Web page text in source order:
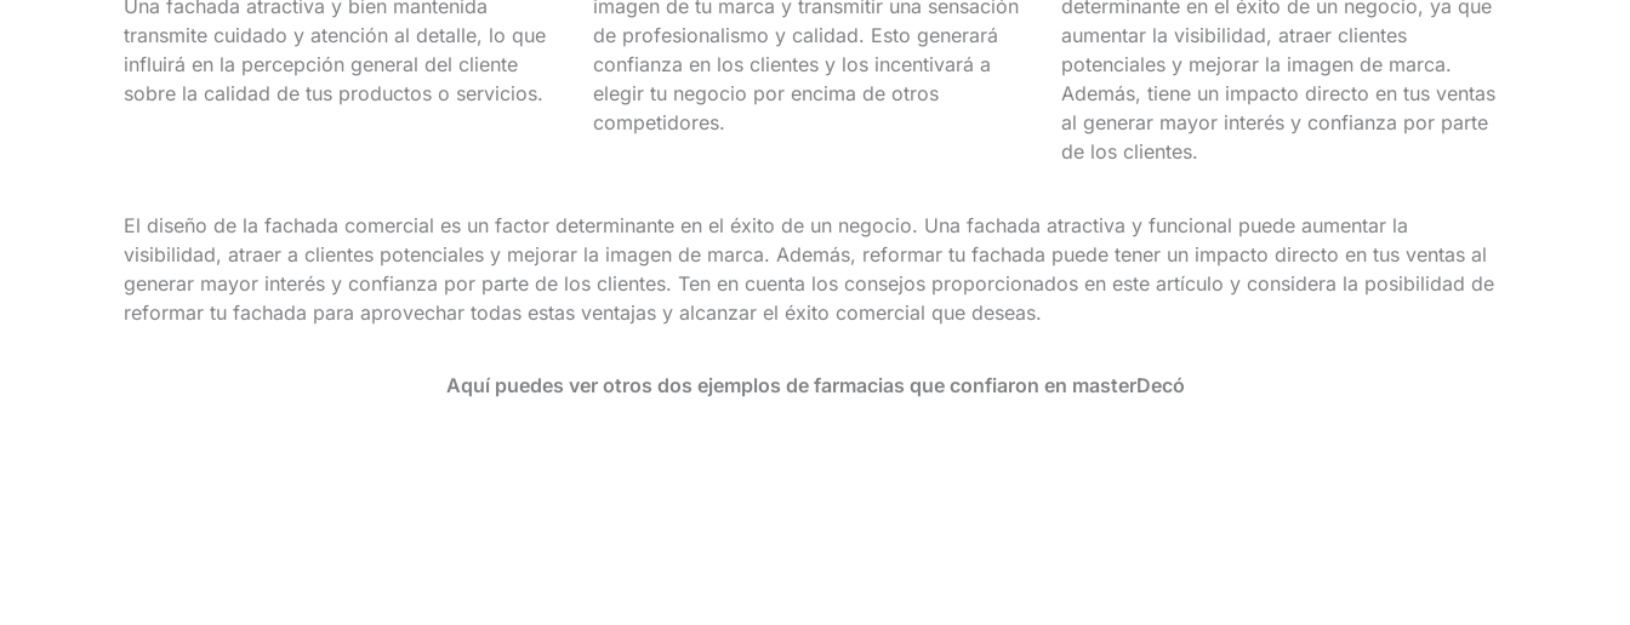
Una fachada atractiva y bien mantenida
transmite cuidado y atención al detalle, lo que
influirá en la percepción general del cliente
sobre la calidad de tus productos o servicios.
imagen de tu marca y transmitir una sensación
de profesionalismo y calidad. Esto generará
confianza en los clientes y los incentivará a
elegir tu negocio por encima de otros
competidores.
determinante en el éxito de un negocio, ya que
aumentar la visibilidad, atraer clientes
potenciales y mejorar la imagen de marca.
Además, tiene un impacto directo en tus ventas
al generar mayor interés y confianza por parte
de los clientes.
El diseño de la fachada comercial es un factor determinante en el éxito de un negocio. Una fachada atractiva y funcional puede aumentar la
visibilidad, atraer a clientes potenciales y mejorar la imagen de marca. Además, reformar tu fachada puede tener un impacto directo en tus ventas al
generar mayor interés y confianza por parte de los clientes. Ten en cuenta los consejos proporcionados en este artículo y considera la posibilidad de
reformar tu fachada para aprovechar todas estas ventajas y alcanzar el éxito comercial que deseas.
Aquí puedes ver otros dos ejemplos de farmacias que confiaron en masterDecó